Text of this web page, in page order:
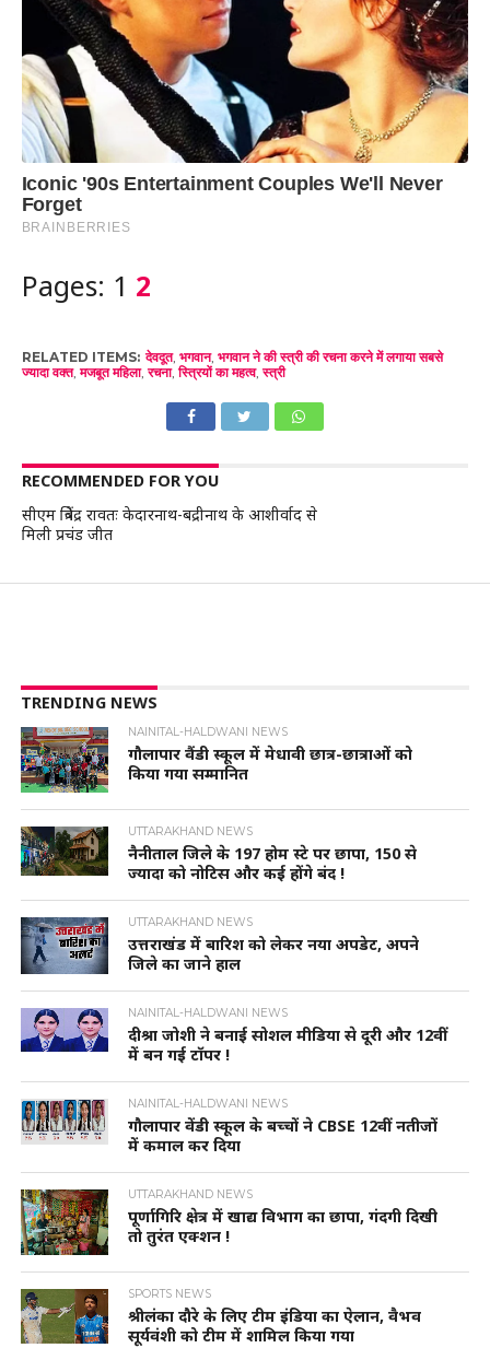
Pages: 1 2
RELATED ITEMS: देवदूत, भगवान, भगवान ने की स्त्री की रचना करने में लगाया सबसे
ज्यादा वक्त,मजबूत महिला,रचना,स्त्रियों का महत्व,स्त्री
RECOMMENDED FOR YOU
सीएम त्रिवेंद्र रावतः केदारनाथ-बद्रीनाथ के आशीर्वाद से
मिली प्रचंड जीत
TRENDING NEWS
NAINITAL-HALDWANI NEWS
गौलापार वैंडी स्कूल में मेधावी छात्र-छात्राओं को
किया गया सम्मानित
UTTARAKHAND NEWS
नैनीताल जिले के 197 होम स्टे पर छापा, 150 से
ज्यादा को नोटिस और कई होंगे बंद !
UTTARAKHAND NEWS
उत्तराखंड में बारिश को लेकर नया अपडेट, अपने
जिले का जाने हाल
NAINITAL-HALDWANI NEWS
दीश्रा जोशी ने बनाई सोशल मीडिया से दूरी और 12वीं
में बन गई टॉपर !
NAINITAL-HALDWANI NEWS
गौलापार वेंडी स्कूल के बच्चों ने CBSE 12वीं नतीजों
में कमाल कर दिया
UTTARAKHAND NEWS
पूर्णागिरि क्षेत्र में खाद्य विभाग का छापा, गंदगी दिखी
तो तुरंत एक्शन !
SPORTS NEWS
श्रीलंका दौरे के लिए टीम इंडिया का ऐलान, वैभव
सूर्यवंशी को टीम में शामिल किया गया